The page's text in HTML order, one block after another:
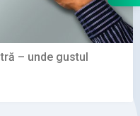
– unde gustul